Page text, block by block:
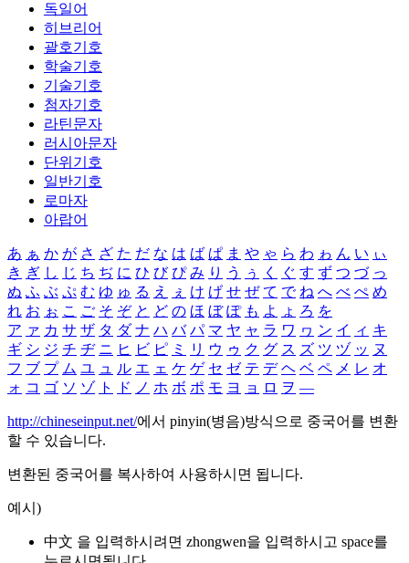
독일어
히브리어
괄호기호
학술기호
기술기호
첨자기호
라틴문자
러시아문자
단위기호
일반기호
로마자
아랍어
あ ぁ か が さ ざ た だ な は ば ぱ ま や ゃ ら わ ゎ ん い ぃ
き ぎ し じ ち ぢ に ひ び ぴ み り う ぅ く ぐ す ず つ づ っ
ぬ ふ ぶ ぷ む ゆ ゅ る え ぇ け げ せ ぜ て で ね へ べ ぺ め
れ お ぉ こ ご そ ぞ と ど の ほ ぼ ぽ も よ ょ ろ を
ア ァ カ サ ザ タ ダ ナ ハ バ パ マ ヤ ャ ラ ワ ヮ ン イ ィ キ
ギ シ ジ チ ヂ ニ ヒ ビ ピ ミ リ ウ ゥ ク グ ス ズ ツ ヅ ッ ヌ
フ ブ プ ム ユ ュ ル エ ェ ケ ゲ セ ゼ テ デ ヘ ベ ペ メ レ オ
ォ コ ゴ ソ ゾ ト ド ノ ホ ボ ポ モ ヨ ョ ロ ヲ ―
http://chineseinput.net/에서 pinyin(병음)방식으로 중국어를 변환
할 수 있습니다.
변환된 중국어를 복사하여 사용하시면 됩니다.
예시)
中文 을 입력하시려면 zhongwen을 입력하시고 space를